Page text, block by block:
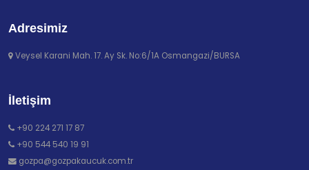
Adresimiz
Veysel Karani Mah. 17. Ay Sk. No:6/1A Osmangazi/BURSA
İletişim
+90 224 271 17 87
+90 544 540 19 91
gozpa@gozpakaucuk.com.tr